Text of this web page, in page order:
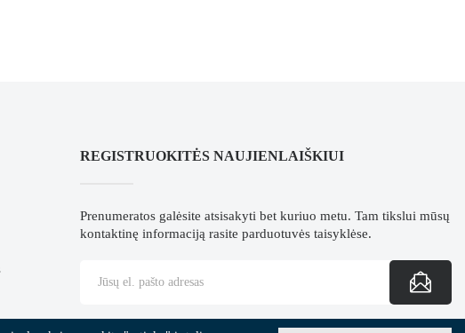
REGISTRUOKITĖS NAUJIENLAIŠKIUI
Prenumeratos galėsite atsisakyti bet kuriuo metu. Tam tikslui mūsų
kontaktinę informaciją rasite parduotuvės taisyklėse.